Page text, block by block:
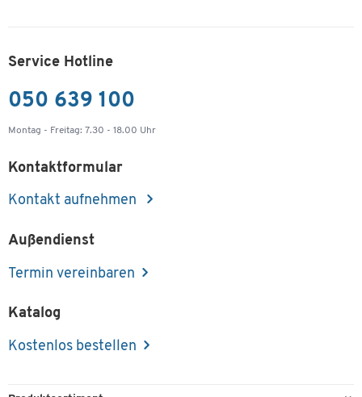
Service Hotline
050 639 100
Montag - Freitag: 7.30 - 18.00 Uhr
Kontaktformular
Kontakt aufnehmen
Außendienst
Termin vereinbaren
Katalog
Kostenlos bestellen